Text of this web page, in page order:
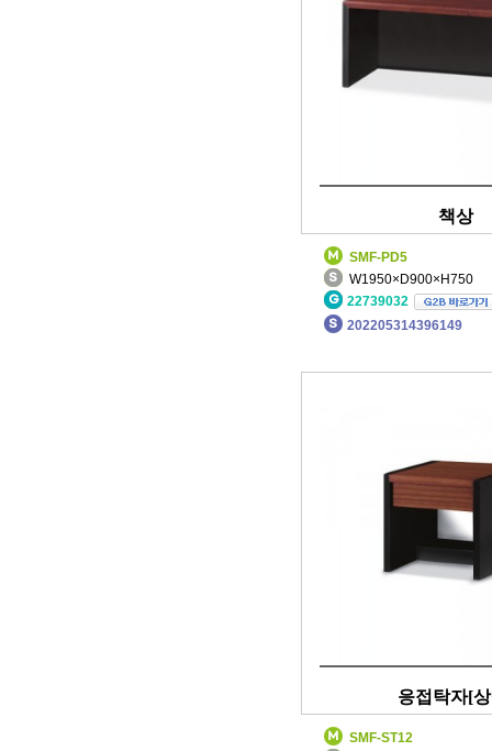
책상
SMF-PD5
W1950×D900×H750
22739032
202205314396149
응접탁자[
SMF-ST12